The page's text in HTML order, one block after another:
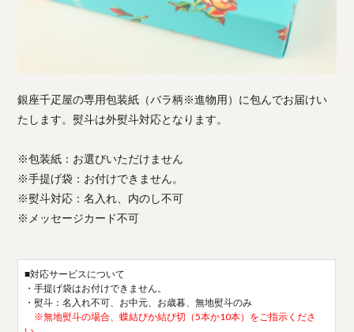
銀座千疋屋の専用包装紙（バラ柄※進物用）に包んでお届けい
たします。熨斗は外熨斗対応となります。
※包装紙：お選びいただけません
※手提げ袋：お付けできません。
※熨斗対応：名入れ、内のし不可
※メッセージカード不可
■対応サービスについて
・手提げ袋はお付けできません。
・熨斗：名入れ不可、お中元、お歳暮、無地熨斗のみ
※無地熨斗の場合、蝶結びか結び切（5本か10本）をご指示くださ